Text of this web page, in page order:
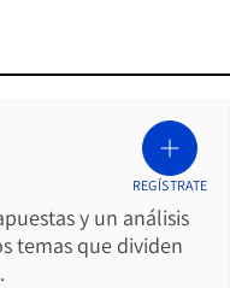
y un análisis
temas que dividen
REGÍSTRATE